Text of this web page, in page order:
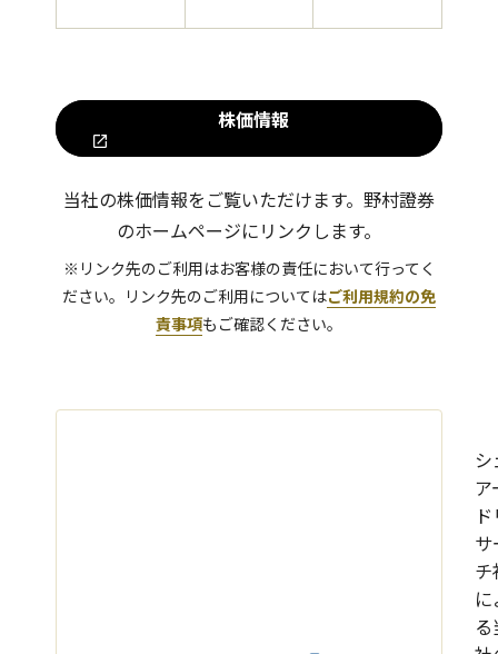
株価情報
当社の株価情報をご覧いただけます。 野村證券
のホームページにリンクします。
※リンク先のご利用はお客様の責任において行ってく
ださい。リンク先のご利用についてはご利用規約の免
責事項もご確認ください。
ア
サ
チ